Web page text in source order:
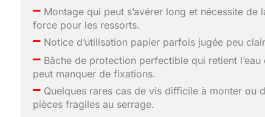
– Montage qui peut s’avérer long et nécessite de
force pour les ressorts.
– Notice d’utilisation papier parfois jugée peu
– Bâche de protection perfectible qui retient l’eau
peut manquer de fixations.
– Quelques rares cas de vis difficile à monter ou
pièces fragiles au serrage.